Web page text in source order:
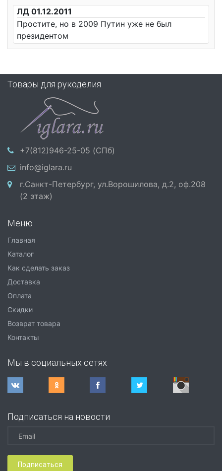
ЛД 01.12.2011
Простите, но в 2009 Путин уже не был
президентом
Товары для рукоделия
+7(812)946-25-05 (СПб)
info@iglara.ru
г.Санкт-Петербург, ул.Ворошилова, д.2, оф.208
(2 этаж)
Меню
Главная
Каталог
Как сделать заказ
Доставка
Оплата
Скидки
Возврат товара
Контакты
Мы в социальных сетях
Подписаться на новости
Подписаться